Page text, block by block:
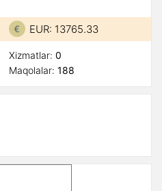
EUR: 13765.33
Xizmatlar: 0
Maqolalar: 188